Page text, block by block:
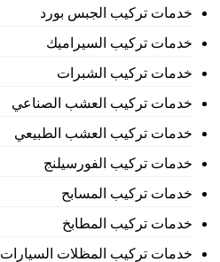
خدمات تركيب الجبس بورد
خدمات تركيب السيراميك
خدمات تركيب الشبرات
خدمات تركيب العشب الصناعي
خدمات تركيب العشب الطبيعي
خدمات تركيب الفورسيلنج
خدمات تركيب المسابح
خدمات تركيب المطابخ
خدمات تركيب المظلات السيارات